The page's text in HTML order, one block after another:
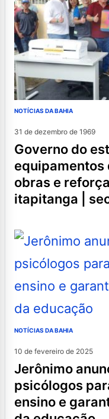
NOTÍCIAS DA BAHIA
31 de dezembro de 1969
governo do estado entrega
equipamentos
obras e
itapitanga |
NOTÍCIAS DA BAHIA
10 de fevereiro de 2025
jerônimo anuncia contratação de
psicólogos
ensino e